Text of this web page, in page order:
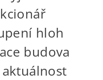
hloh
budova